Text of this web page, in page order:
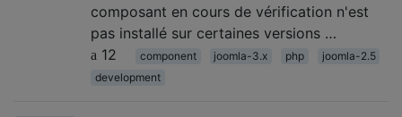
composant en cours de vérification n'est
pas installé sur certaines versions …
12
component joomla-3.x php
joomla-2.5
development